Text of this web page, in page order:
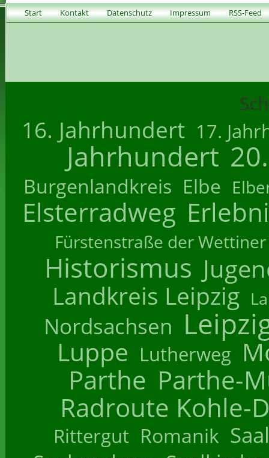
Start Kontakt Datenschutz Impressum RSS-Feed
16. Jahrhundert 17.
Jahrhundert
Burgenlandkreis Elbe
Elsterradweg
Fürstenstraße der Wettiner
Historismus
Landkreis Leipzig
Nordsachsen
Luppe Lutherweg
Parthe Parthe-
Radroute Kohle-
Rittergut Romanik